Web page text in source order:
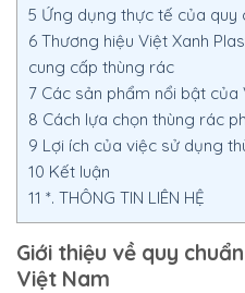
5 Ứng dụng thực tế của quy
6 Thương hiệu Việt Xanh
cung cấp thùng rác
7 Các sản phẩm nổi bật của
8 Cách lựa chọn thùng rác
9 Lợi ích của việc sử dụng
10 Kết luận
11 *. THÔNG TIN LIÊN HỆ
Giới thiệu về quy
Việt Nam